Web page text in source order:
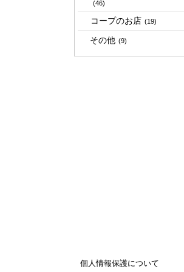
(46)
コープのお店 (19)
その他 (9)
個人情報保護について